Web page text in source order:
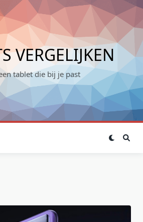
VERGELIJKEN
tablet die bij je past